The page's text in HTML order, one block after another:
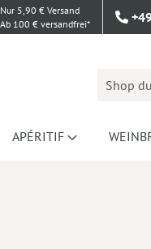
Nur 5,90 € Versand
Ab 100 € versandfrei*
APÉRITIF